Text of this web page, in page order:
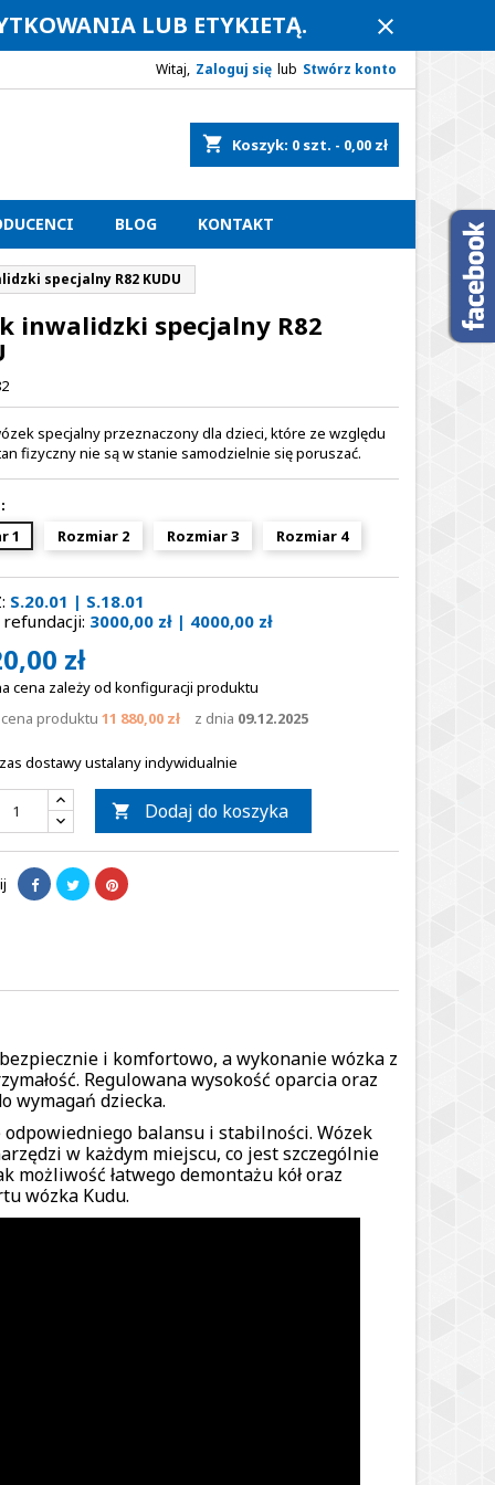
LUB ETYKIETĄ. close
Witaj, Zaloguj się lub Stwórz konto
shopping_cart Koszyk: 0 szt. - 0,00 zł
BLOG KONTAKT
specjalny R82 KUDU
inwalidzki specjalny R82
specjalny przeznaczony dla dzieci, które ze względu
fizyczny nie są w stanie samodzielnie się poruszać.
1
Rozmiar 2 Rozmiar 3 Rozmiar 4
S.20.01 | S.18.01
3000,00 zł | 4000,00 zł
zł
cena zależy od konfiguracji produktu
produktu 11 880,00 zł z dnia 09.12.2025
dostawy ustalany indywidualnie
 Dodaj do koszyka
i komfortowo, a wykonanie wózka z
Regulowana wysokość oparcia oraz
wymagań dziecka.
balansu i stabilności. Wózek
w każdym miejscu, co jest szczególnie
możliwość łatwego demontażu kół oraz
wózka Kudu.